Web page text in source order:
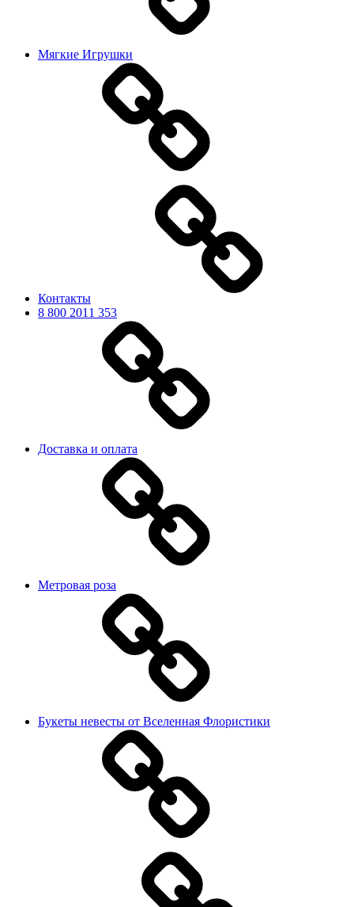
Мягкие Игрушки
Контакты
8 800 2011 353
Доставка и оплата
Метровая роза
Букеты невесты от Вселенная Флористики